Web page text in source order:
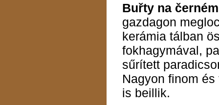
Buřty na
gazdagon
kerámia tálban
fokhagymával,
sűrített
Nagyon finom
is beillik.